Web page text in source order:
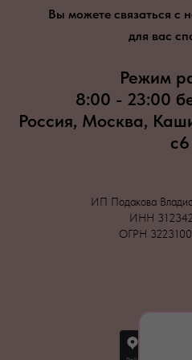
Вы можете связаться
для вас
Режим
8:00 - 23:00
Россия, Москва,
с6
ИП Подакова
ИНН
ОГРН